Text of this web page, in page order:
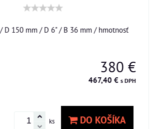
D 150 mm / D 6" / B 36 mm / hmotnosť
380 €
467,40 € s DPH
ks DO KOŠÍKA